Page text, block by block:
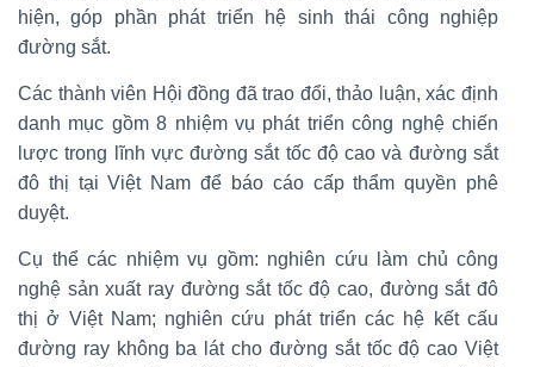
hiện, góp phần phát triển hệ sinh thái công nghiệp
đường sắt.
Các thành viên Hội đồng đã trao đổi, thảo luận, xác định
danh mục gồm 8 nhiệm vụ phát triển công nghệ chiến
lược trong lĩnh vực đường sắt tốc độ cao và đường sắt
đô thị tại Việt Nam để báo cáo cấp thẩm quyền phê
duyệt.
Cụ thể các nhiệm vụ gồm: nghiên cứu làm chủ công
nghệ sản xuất ray đường sắt tốc độ cao, đường sắt đô
thị ở Việt Nam; nghiên cứu phát triển các hệ kết cấu
đường ray không ba lát cho đường sắt tốc độ cao Việt